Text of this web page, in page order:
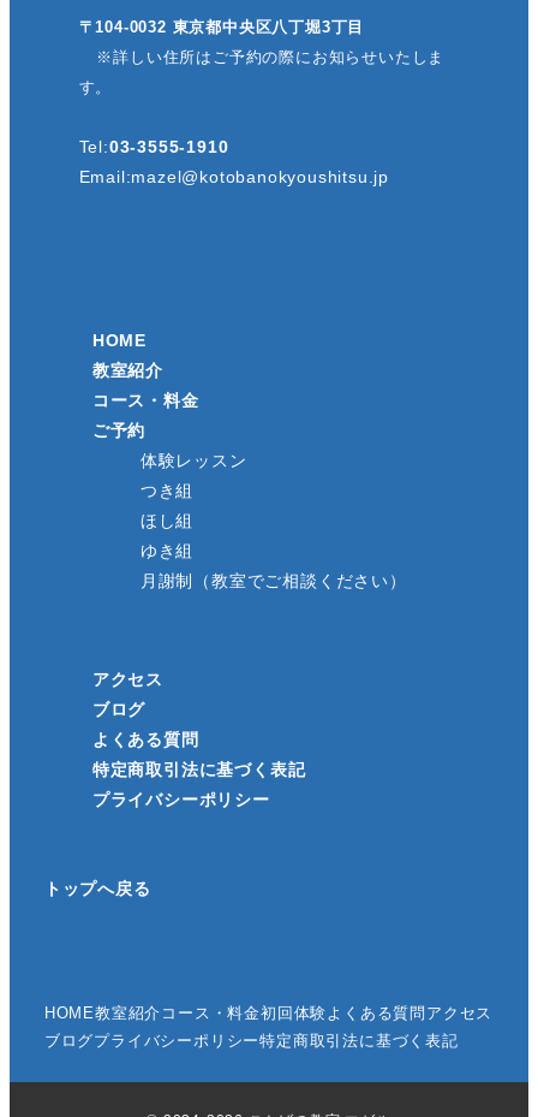
ジ
〒104-0032 東京都中央区八丁堀3丁目
※詳しい住所はご予約の際にお知らせいたしま
す。
Tel:03-3555-1910
Email:mazel@kotobanokyoushitsu.jp
HOME
教室紹介
コース・料金
ご予約
体験レッスン
つき組
ほし組
ゆき組
月謝制（教室でご相談ください）
アクセス
ブログ
よくある質問
特定商取引法に基づく表記
プライバシーポリシー
トップへ戻る
HOME教室紹介 コース・料金初回体験よくある質問 アクセス
ブログプライバシーポリシー特定商取引法に基づく表記